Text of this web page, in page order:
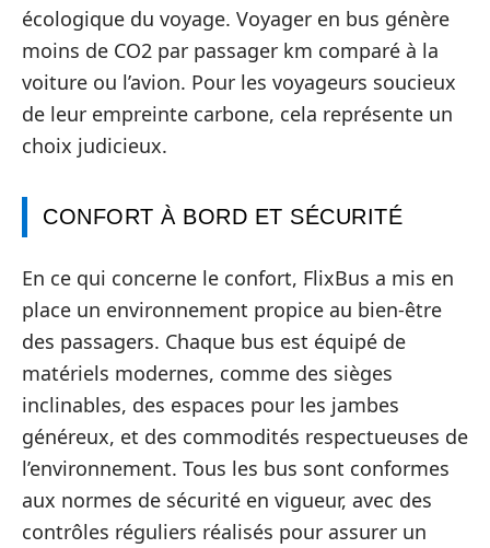
écologique du voyage. Voyager en bus génère
moins de CO2 par passager km comparé à la
voiture ou l’avion. Pour les voyageurs soucieux
de leur empreinte carbone, cela représente un
choix judicieux.
CONFORT À BORD ET SÉCURITÉ
En ce qui concerne le confort, FlixBus a mis en
place un environnement propice au bien-être
des passagers. Chaque bus est équipé de
matériels modernes, comme des sièges
inclinables, des espaces pour les jambes
généreux, et des commodités respectueuses de
l’environnement. Tous les bus sont conformes
aux normes de sécurité en vigueur, avec des
contrôles réguliers réalisés pour assurer un